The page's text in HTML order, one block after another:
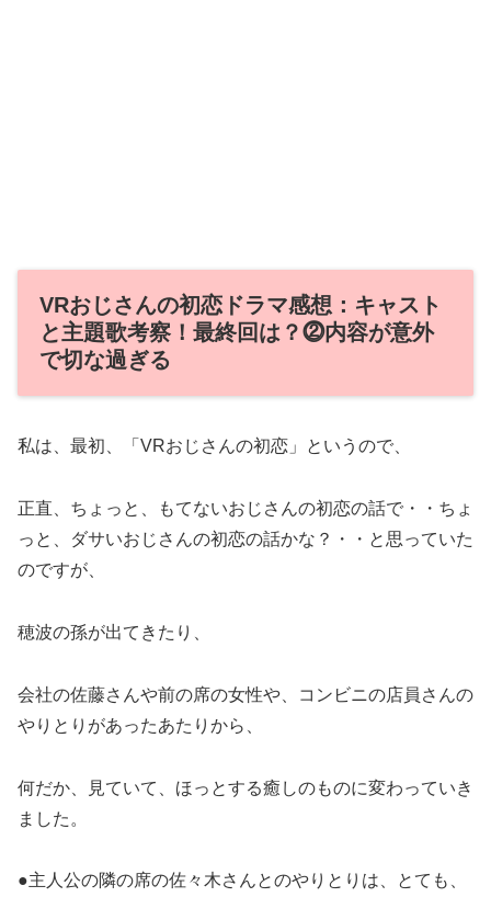
VRおじさんの初恋ドラマ感想：キャスト
と主題歌考察！最終回は？⓶内容が意外
で切な過ぎる
私は、最初、「VRおじさんの初恋」というので、
正直、ちょっと、もてないおじさんの初恋の話で・・ちょ
っと、ダサいおじさんの初恋の話かな？・・と思っていた
のですが、
穂波の孫が出てきたり、
会社の佐藤さんや前の席の女性や、コンビニの店員さんの
やりとりがあったあたりから、
何だか、見ていて、ほっとする癒しのものに変わっていき
ました。
●主人公の隣の席の佐々木さんとのやりとりは、とても、